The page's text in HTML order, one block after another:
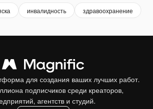
инвалидность здравоохранение
для создания ваших лучших работ.
подписчиков среди креаторов,
агентств и студий.